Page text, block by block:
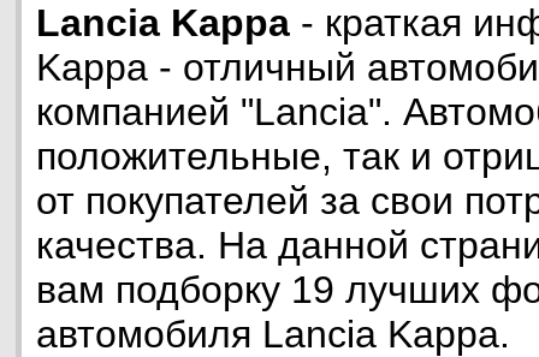
Lancia Kappa - краткая
Kappa - отличный
компанией "Lancia".
положительные, так и
от покупателей за свои
качества. На данной
вам подборку 19 лучших
автомобиля Lancia Kappa.